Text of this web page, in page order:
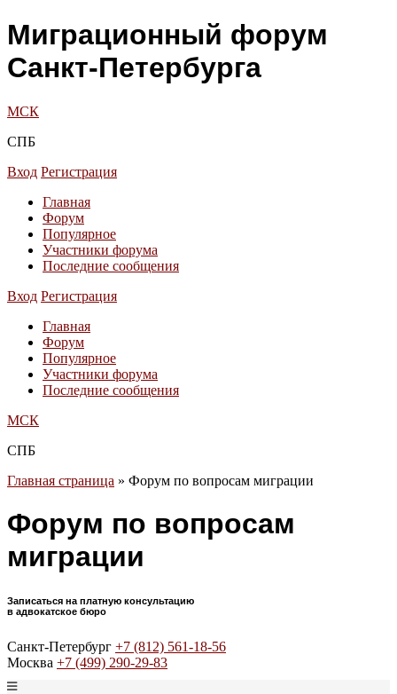
Миграционный форум
Санкт-Петербурга
МСК
СПБ
Вход Регистрация
Главная
Форум
Популярное
Участники форума
Последние сообщения
Вход Регистрация
Главная
Форум
Популярное
Участники форума
Последние сообщения
МСК
СПБ
Главная страница » Форум по вопросам миграции
Форум по вопросам
миграции
Записаться на платную консультацию
в адвокатское бюро
Санкт-Петербург +7 (812) 561-18-56
Москва +7 (499) 290-29-83